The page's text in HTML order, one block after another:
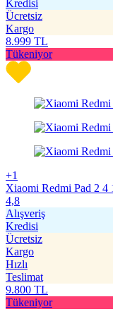
Kredisi
Ücretsiz
Kargo
8.999 TL
Tükeniyor
+1
Xiaomi Redmi Pad 2 4
4,8
Alışveriş
Kredisi
Ücretsiz
Kargo
Hızlı
Teslimat
9.800 TL
Tükeniyor